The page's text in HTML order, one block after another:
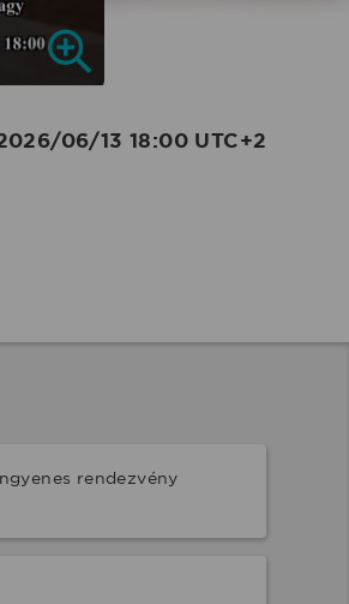
06/13 18:00 UTC+2
rendezvény